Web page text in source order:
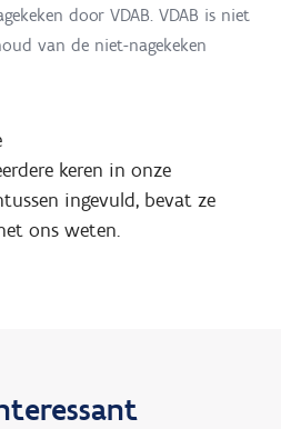
door VDAB. VDAB is niet
van de niet-nagekeken
keren in onze
ingevuld, bevat ze
ons weten.